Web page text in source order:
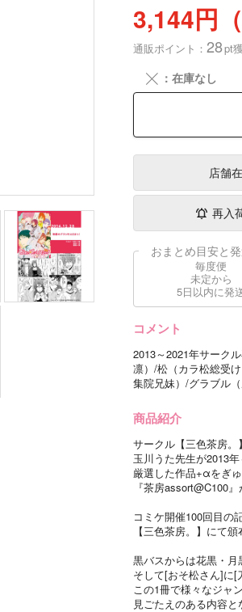
3,144円（
通販ポイント： 28pt
╳ ：在庫なし
店舗
再入
おまとめ目安と
毎度便
未定から
5日以内に発
コメント
2013～2021年サーク
凛）/松（カラ松総受
集院兄妹）/グラブル
商品紹介
サークル【三色茶房。
玉川うた先生が2013
厳選した作品+αをぎ
『茶房assort@C100
コミケ開催100回目の
【三色茶房。】にて
黒バスからは花黒・月
そして[おそ松さん]に
この1冊で様々なジャ
見ごたえのある内容と